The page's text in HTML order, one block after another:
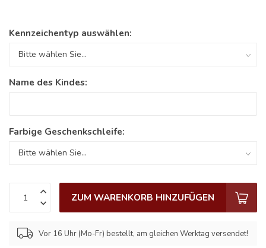
Kennzeichentyp auswählen:
Name des Kindes:
Farbige Geschenkschleife:
ZUM WARENKORB HINZUFÜGEN
Vor 16 Uhr (Mo-Fr) bestellt, am gleichen Werktag versendet!